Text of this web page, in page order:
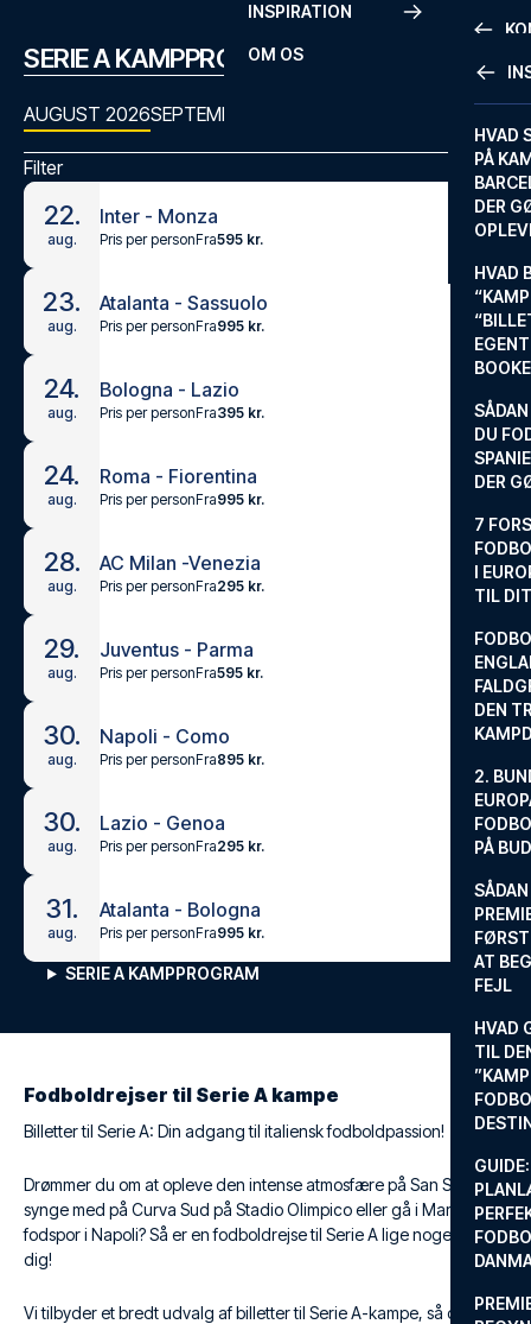
FAQ
INSPIRATION
HVAD
PÅ
DER
HVAD
DU
DER
7
I
TIL
DEN
2.
PÅ
AT
FEJL
HVAD
TIL
OM OS
SERIE A KAMPPROGRAM
AUGUST 2026SEPTEMBER 2026
Filter
22.
aug.
Inter - Monza
Pris per personFra595 kr.
23.
aug.
Atalanta - Sassuolo
Pris per personFra995 kr.
24.
aug.
Bologna - Lazio
Pris per personFra395 kr.
24.
aug.
Roma - Fiorentina
Pris per personFra995 kr.
28.
aug.
AC Milan -Venezia
Pris per personFra295 kr.
29.
aug.
Juventus - Parma
Pris per personFra595 kr.
30.
aug.
Napoli - Como
Pris per personFra895 kr.
30.
aug.
Lazio - Genoa
Pris per personFra295 kr.
31.
aug.
Atalanta - Bologna
Pris per personFra995 kr.
SERIE A KAMPPROGRAM
Fodboldrejser til Serie A kampe
Billetter til Serie A: Din adgang til italiensk fodboldpassion!
Drømmer du om at opleve den intense atmosfære på San Siro,
synge med på Curva Sud på Stadio Olimpico eller gå i Maradonas
fodspor i Napoli? Så er en fodboldrejse til Serie A lige noget for
dig!
Vi tilbyder et bredt udvalg af billetter til Serie A-kampe, så du kan